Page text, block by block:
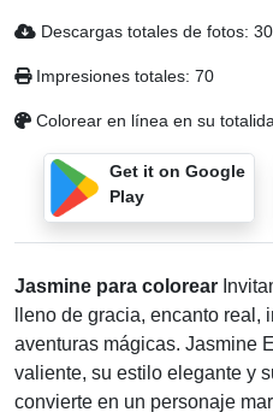
Descargas totales de fotos: 30
Impresiones totales: 70
Colorear en línea en su
Get it on Google
Play
Jasmine para colorear
lleno de gracia, encanto
aventuras mágicas. Jasmine
valiente, su estilo elegante y
convierte en un personaje